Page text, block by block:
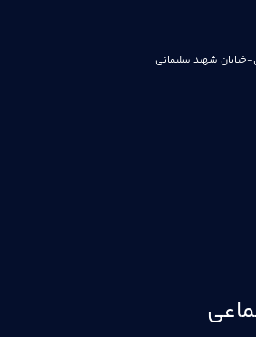
خیابان شهید سلیمانی